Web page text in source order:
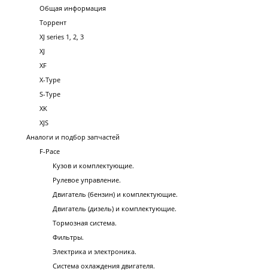
Общая информация
Торрент
XJ series 1, 2, 3
XJ
XF
X-Type
S-Type
XK
XJS
Аналоги и подбор запчастей
F-Pace
Кузов и комплектующие.
Рулевое управление.
Двигатель (бензин) и комплектующие.
Двигатель (дизель) и комплектующие.
Тормозная система.
Фильтры.
Электрика и электроника.
Система охлаждения двигателя.